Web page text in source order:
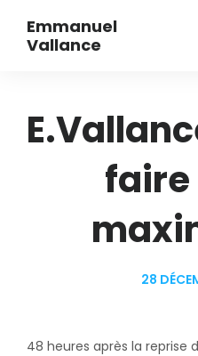
Emmanuel
Vallance
faire
28
48 heures après la reprise